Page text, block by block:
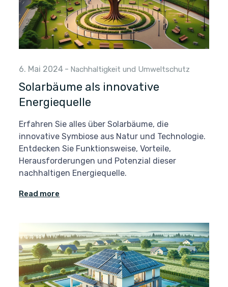
6. Mai 2024 - Nachhaltigkeit und Umweltschutz
Solarbäume als innovative
Energiequelle
Erfahren Sie alles über Solarbäume, die
innovative Symbiose aus Natur und Technologie.
Entdecken Sie Funktionsweise, Vorteile,
Herausforderungen und Potenzial dieser
nachhaltigen Energiequelle.
Read more